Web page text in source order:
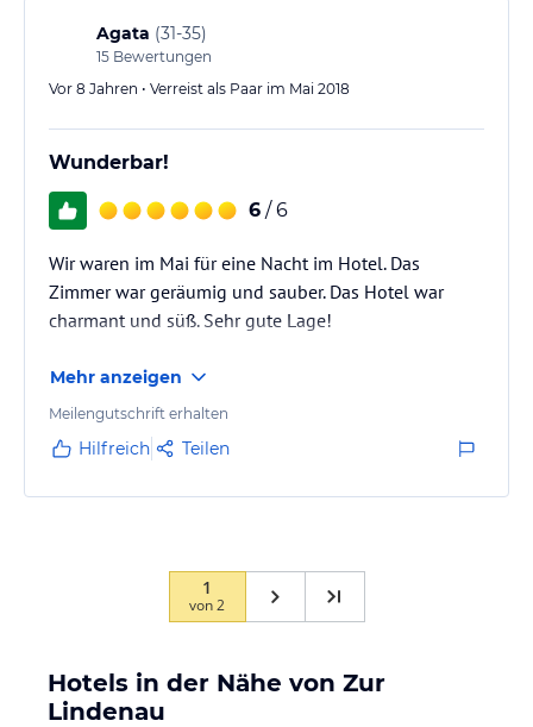
Agata (31-35)
15 Bewertungen
Vor 8 Jahren • Verreist als Paar im Mai 2018
Wunderbar!
6 / 6
Wir waren im Mai für eine Nacht im Hotel. Das
Zimmer war geräumig und sauber. Das Hotel war
charmant und süß. Sehr gute Lage!
Mehr anzeigen
Meilengutschrift erhalten
Hilfreich Teilen
1
von2
Hotels in der Nähe von Zur
Lindenau